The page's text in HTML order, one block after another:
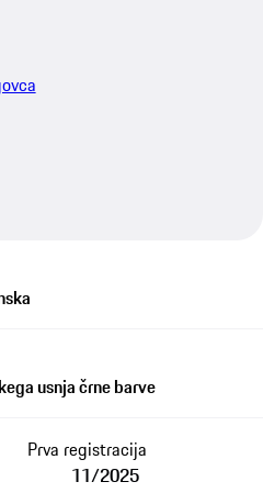
usnja črne barve
Prva registracija
11/2025